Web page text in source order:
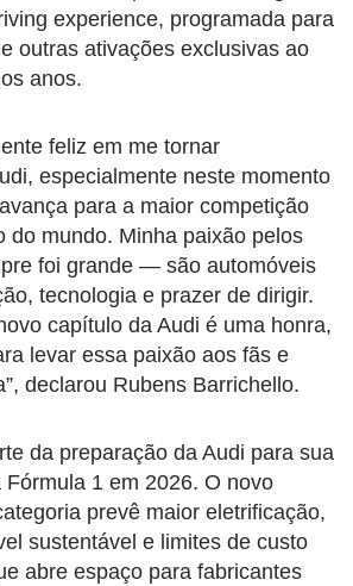
experience, programada para
outras ativações exclusivas ao
anos.
feliz em me tornar
especialmente neste momento
para a maior competição
do mundo. Minha paixão pelos
foi grande — são automóveis
tecnologia e prazer de dirigir.
capítulo da Audi é uma honra,
levar essa paixão aos fãs e
declarou Rubens Barrichello.
da preparação da Audi para sua
1 em 2026. O novo
prevê maior eletrificação,
sustentável e limites de custo
abre espaço para fabricantes